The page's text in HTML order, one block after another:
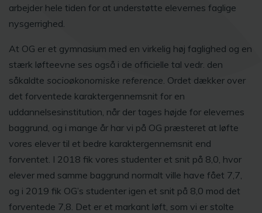
arbejder hele tiden for at understøtte elevernes faglige
nysgerrighed.
At OG er et gymnasium med en virkelig høj faglighed og en
stærk løfteevne ses også i de officielle tal vedr. den
såkaldte socioøkonomiske reference . Ordet dækker over
det forventede karaktergennemsnit for en
uddannelsesinstitution, når der tages højde for elevernes
baggrund, og i mange år har vi på OG præsteret at løfte
vores elever til et bedre karaktergennemsnit end
forventet. I 2018 fik vores studenter et snit på 8,0, hvor
elever med samme baggrund normalt ville have fået 7,7,
og i 2019 fik OG’s studenter igen et snit på 8,0 mod det
forventede 7,8. Det er et markant løft, som vi er stolte